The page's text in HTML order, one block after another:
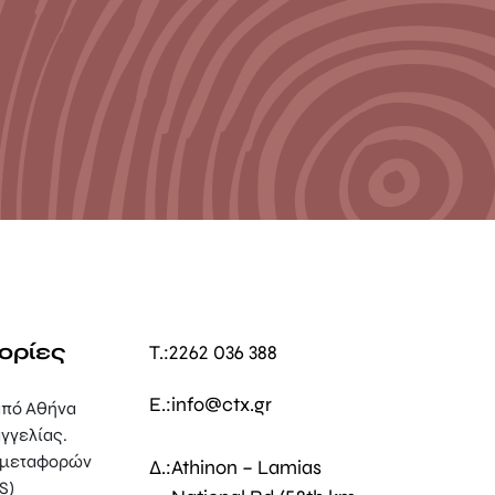
Αθήνα
T.:2262 036 388
E.:info@ctx.gr
Δ.:Athinon – Lamias